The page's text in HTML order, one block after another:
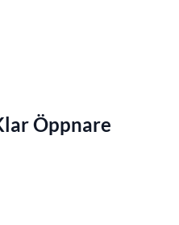
Öppnare